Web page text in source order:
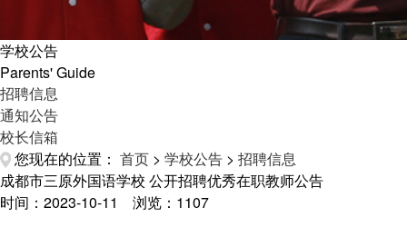
学校公告
Parents' Guide
招聘信息
通知公告
校长信箱
您现在的位置： 首页 > 学校公告 > 招聘信息
成都市三原外国语学校 公开招聘优秀在职教师公告
时间：2023-10-11 浏览： 1107